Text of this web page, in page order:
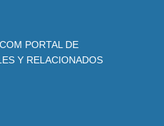
PORTAL DE
Y RELACIONADOS